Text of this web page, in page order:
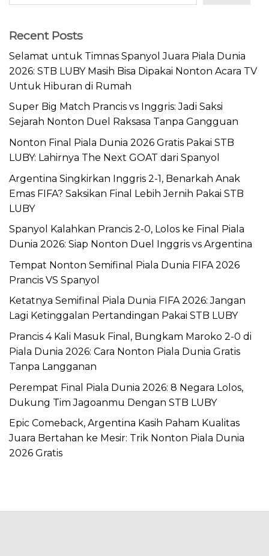
Recent Posts
Selamat untuk Timnas Spanyol Juara Piala Dunia
2026: STB LUBY Masih Bisa Dipakai Nonton Acara TV
Untuk Hiburan di Rumah
Super Big Match Prancis vs Inggris: Jadi Saksi
Sejarah Nonton Duel Raksasa Tanpa Gangguan
Nonton Final Piala Dunia 2026 Gratis Pakai STB
LUBY: Lahirnya The Next GOAT dari Spanyol
Argentina Singkirkan Inggris 2-1, Benarkah Anak
Emas FIFA? Saksikan Final Lebih Jernih Pakai STB
LUBY
Spanyol Kalahkan Prancis 2-0, Lolos ke Final Piala
Dunia 2026: Siap Nonton Duel Inggris vs Argentina
Tempat Nonton Semifinal Piala Dunia FIFA 2026
Prancis VS Spanyol
Ketatnya Semifinal Piala Dunia FIFA 2026: Jangan
Lagi Ketinggalan Pertandingan Pakai STB LUBY
Prancis 4 Kali Masuk Final, Bungkam Maroko 2-0 di
Piala Dunia 2026: Cara Nonton Piala Dunia Gratis
Tanpa Langganan
Perempat Final Piala Dunia 2026: 8 Negara Lolos,
Dukung Tim Jagoanmu Dengan STB LUBY
Epic Comeback, Argentina Kasih Paham Kualitas
Juara Bertahan ke Mesir: Trik Nonton Piala Dunia
2026 Gratis